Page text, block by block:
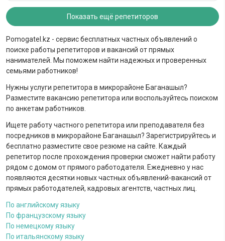
Показать ещё репетиторов
Pomogatel.kz - сервис бесплатных частных объявлений о
поиске работы репетиторов и вакансий от прямых
нанимателей. Мы поможем найти надежных и проверенных
семьями работников!
Нужны услуги репетитора в микрорайоне Баганашыл?
Разместите вакансию репетитора или воспользуйтесь поиском
по анкетам работников.
Ищете работу частного репетитора или преподавателя без
посредников в микрорайоне Баганашыл? Зарегистрируйтесь и
бесплатно разместите свое резюме на сайте. Каждый
репетитор после прохождения проверки сможет найти работу
рядом с домом от прямого работодателя. Ежедневно у нас
появляются десятки новых частных объявлений-вакансий от
прямых работодателей, кадровых агентств, частных лиц.
По английскому языку
По французскому языку
По немецкому языку
По итальянскому языку